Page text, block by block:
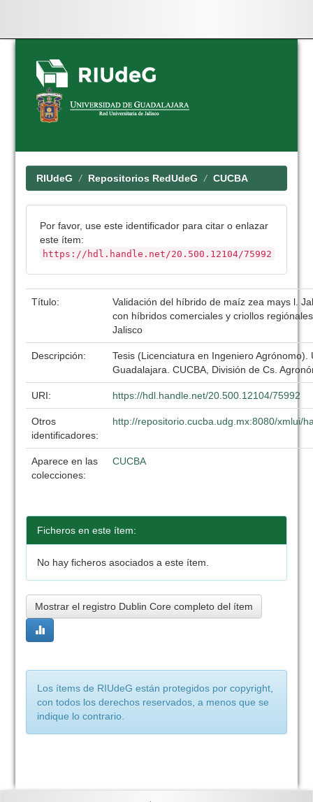
Skip
navigation
RIUdeG Repositorios RedUdeG CUCBA
Por favor, use este identificador para citar o enlazar
este ítem:
https://hdl.handle.net/20.500.12104/75992
Título:
Validación del híbrido de maíz zea mays l.
con híbridos comerciales y criollos
Jalisco
Descripción:
Tesis (Licenciatura en Ingeniero Agrónomo).
Guadalajara. CUCBA, División de Cs.
URI: https://hdl.handle.net/20.500.12104/75992
Otros
identificadores:
http://repositorio.cucba.udg.mx:8080/xmlui/
Aparece en las
colecciones:
CUCBA
Ficheros en este ítem:
No hay ficheros asociados a este ítem.
Mostrar el registro Dublin Core completo del ítem
Los ítems de RIUdeG están protegidos por copyright,
con todos los derechos reservados, a menos que se
indique lo contrario.